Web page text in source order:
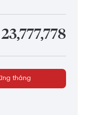
23,777,778
tháng